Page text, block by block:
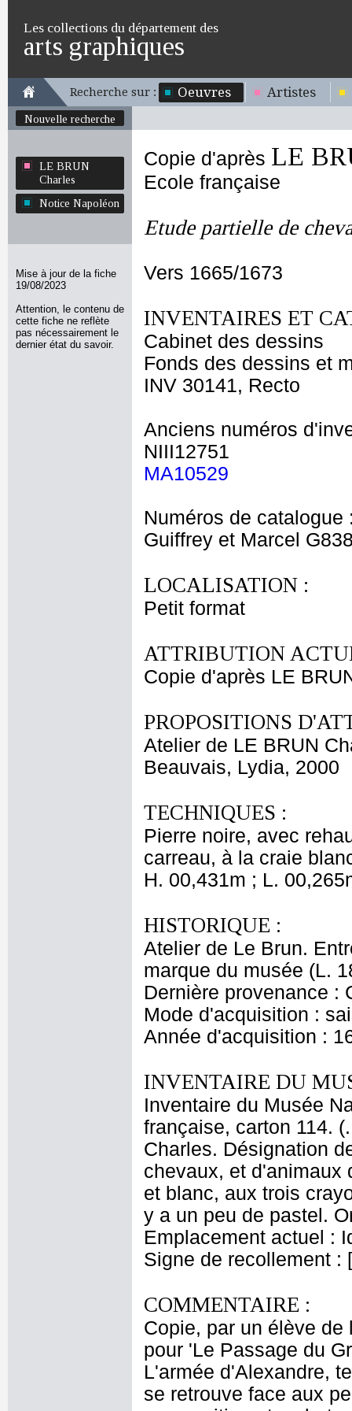
Les collections du département des
arts graphiques
Recherche sur : Oeuvres Artistes
Nouvelle recherche
LE BRUN
Charles
Notice Napoléon
Mise à jour de la fiche
19/08/2023
Attention, le contenu de
cette fiche ne reflète
pas nécessairement le
dernier état du savoir.
Copie d'après LE
Ecole française
Etude partielle de
Vers 1665/1673
INVENTAIRES ET
Cabinet des dessins
Fonds des dessins et
INV 30141, Recto
Anciens numéros
NIII12751
MA10529
Numéros de catalogue
Guiffrey et Marcel
LOCALISATION :
Petit format
ATTRIBUTION
Copie d'après LE
PROPOSITIONS
Atelier de LE BRUN
Beauvais, Lydia, 2000
TECHNIQUES :
Pierre noire, avec
carreau, à la craie
H. 00,431m ; L.
HISTORIQUE :
Atelier de Le Brun.
marque du musée (L.
Dernière provenance :
Mode d'acquisition :
Année d'acquisition :
INVENTAIRE DU
Inventaire du Musée
française, carton 114.
Charles. Désignation
chevaux, et d'animaux
et blanc, aux trois
y a un peu de pastel.
Emplacement actuel :
Signe de recollement :
COMMENTAIRE :
Copie, par un élève de
pour 'Le Passage du
L'armée d'Alexandre,
se retrouve face aux